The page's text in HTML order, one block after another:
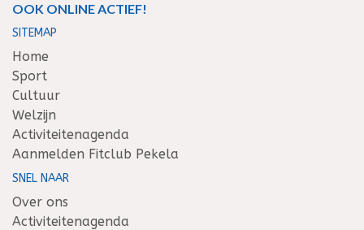
OOK ONLINE ACTIEF!
SITEMAP
Home
Sport
Cultuur
Welzijn
Activiteitenagenda
Aanmelden Fitclub Pekela
SNEL NAAR
Over ons
Activiteitenagenda